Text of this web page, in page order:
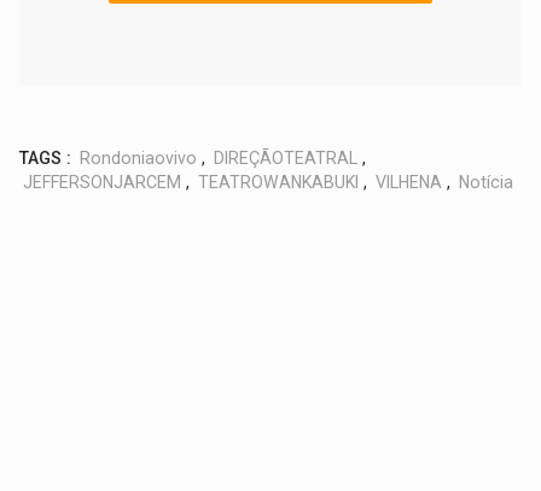
TAGS : Rondoniaovivo , DIREÇÃOTEATRAL
,
JEFFERSONJARCEM , TEATROWANKABUKI , VILHENA , Notícia